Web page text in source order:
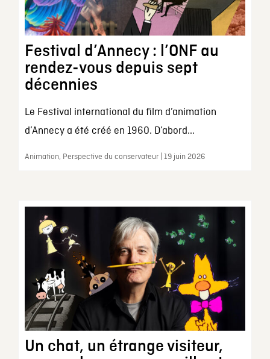
Festival d’Annecy : l’ONF au
rendez-vous depuis sept
décennies
Le Festival international du film d’animation
d’Annecy a été créé en 1960. D’abord...
Animation, Perspective du conservateur | 19 juin 2026
Un chat, un étrange visiteur,